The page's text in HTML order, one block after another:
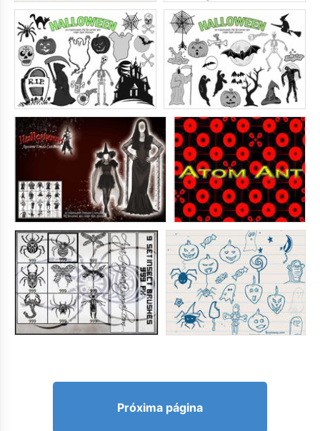
Próxima página